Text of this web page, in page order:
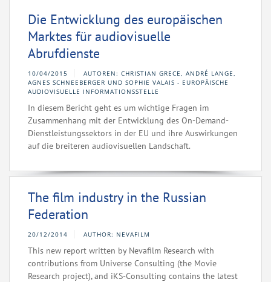
Die Entwicklung des europäischen
Marktes für audiovisuelle
Abrufdienste
10/04/2015
AUTOREN: CHRISTIAN GRECE, ANDRÉ LANGE,
AGNES SCHNEEBERGER UND SOPHIE VALAIS - EUROPÄISCHE
AUDIOVISUELLE INFORMATIONSSTELLE
In diesem Bericht geht es um wichtige Fragen im
Zusammenhang mit der Entwicklung des On-Demand-
Dienstleistungssektors in der EU und ihre Auswirkungen
auf die breiteren audiovisuellen Landschaft.
The film industry in the Russian
Federation
20/12/2014 AUTHOR: NEVAFILM
This new report written by Nevafilm Research with
contributions from Universe Consulting (the Movie
Research project), and iKS-Consulting contains the latest